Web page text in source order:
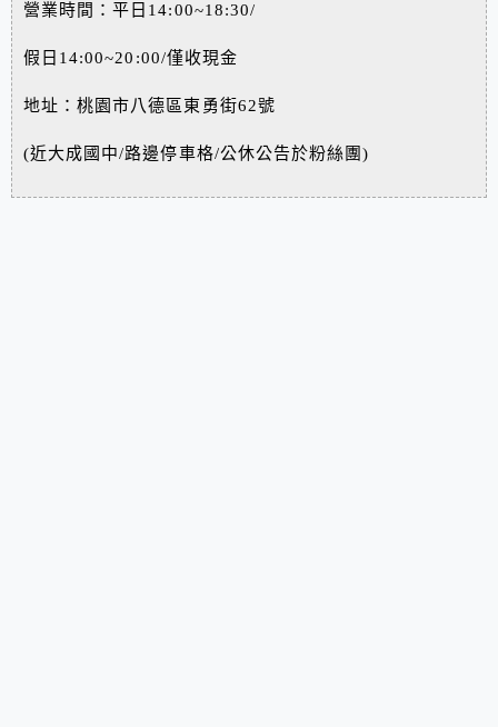
營業時間：平日14:00~18:30/
假日14:00~20:00/僅收現金
地址：桃園市八德區東勇街62號
(近大成國中/路邊停車格/公休公告於粉絲團)